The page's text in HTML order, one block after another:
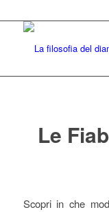
Le
Scopri in che